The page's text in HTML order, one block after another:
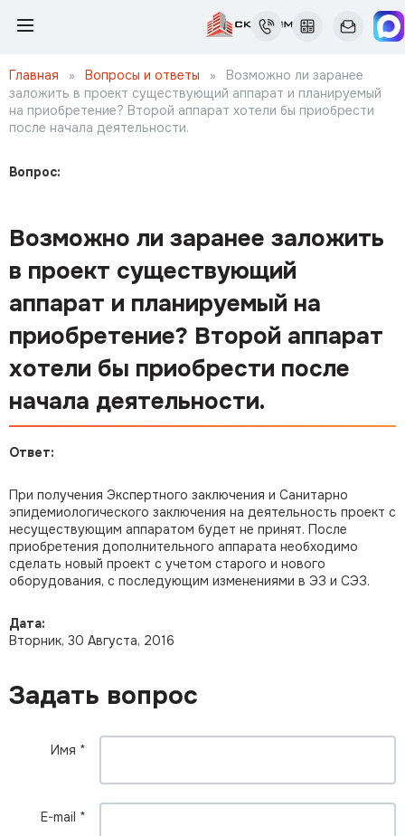
Главная » Вопросы и ответы »
Возможно ли заранее
заложить в проект существующий аппарат и планируемый
на приобретение? Второй аппарат хотели бы приобрести
после начала деятельности.
Вопрос:
Возможно ли заранее заложить
в проект существующий
аппарат и планируемый на
приобретение? Второй аппарат
хотели бы приобрести после
начала деятельности.
Ответ:
При получения Экспертного заключения и Санитарно
эпидемиологического заключения на деятельность проект с
несуществующим аппаратом будет не принят. После
приобретения дополнительного аппарата необходимо
сделать новый проект с учетом старого и нового
оборудования, с последующим изменениями в ЭЗ и СЭЗ.
Дата:
Вторник, 30 Августа, 2016
Задать вопрос
Имя *
E-mail *